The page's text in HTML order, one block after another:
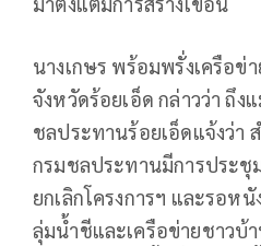
นางเกษร พร้อมพรั่งเครือ
จังหวัดร้อยเอ็ด กล่าวว่า ถึง
ชลประทานร้อยเอ็ดแจ้งว่า
กรมชลประทานมีการประชุ
ยกเลิกโครงการฯ และรอห
ลุ่มน้ำชีและเครือข่ายชาวบ้